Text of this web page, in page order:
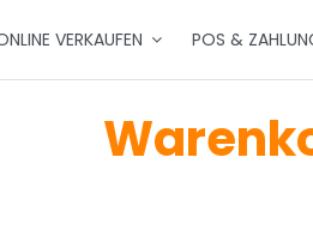
VERKAUFEN POS &